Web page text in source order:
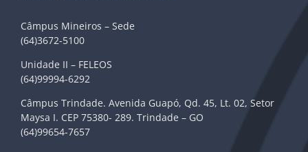
Câmpus Mineiros – Sede
(64)3672-5100
Unidade II – FELEOS
(64)99994-6292
Câmpus Trindade. Avenida Guapó, Qd. 45, Lt. 02, Setor
Maysa I. CEP 75380- 289. Trindade – GO
(64)99654-7657